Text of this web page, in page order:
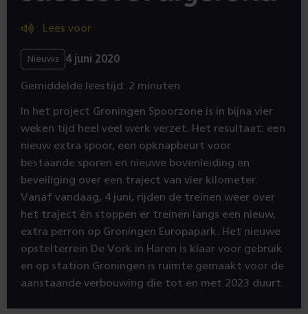
Lees voor
Nieuws 4 juni 2020
Gemiddelde leestijd: 2 minuten
In het project Groningen Spoorzone is in bijna vier
weken tijd heel veel werk verzet. Het resultaat: een
nieuw extra spoor, een opknapbeurt voor
bestaande sporen en nieuwe bovenleiding en
beveiliging over een traject van vier kilometer.
Vanaf vandaag, 4 juni, rijden de treinen weer over
het traject én stoppen er treinen langs een nieuw,
extra perron op Groningen Europapark. Het nieuwe
opstelterrein De Vork in Haren is klaar voor gebruik
en op station Groningen is ruimte gemaakt voor de
aanstaande verbouwing die tot en met 2023 duurt.